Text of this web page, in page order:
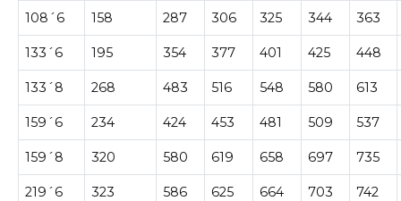
108´6 158 287 306 325 344 363
133´6 195 354 377 401 425 448
133´8 268 483 516 548 580 613
159´6 234 424 453 481 509 537
159´8 320 580 619 658 697 735
219´6 323 586 625 664 703 742